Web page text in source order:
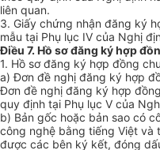
liên quan.
3. Giấy chứng nhận đăng ký
mẫu tại Phụ lục IV của Nghị
Điều 7. Hồ sơ đăng ký hợp
1. Hồ sơ đăng ký hợp đồng
a) Đơn đề nghị đăng ký hợp
Đơn đề nghị đăng ký hợp
quy định tại Phụ lục V của
b) Bản gốc hoặc bản sao có
công nghệ bằng tiếng Việt và
được các bên ký kết, đóng